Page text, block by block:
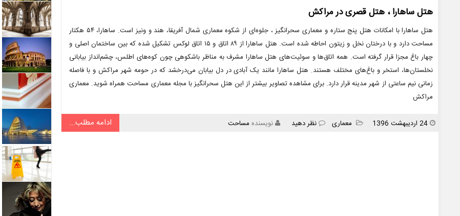
هتل ساهارا ، هتل قصری در مراکش
هتل ساهارا با امکانات هتل پنج ستاره و معماری سحرانگیز ، جلوه‌ای از شکوه معماری شمال آفریقا، هند و ونیز است. ساهارا، ۵۴ هکتار
مساحت دارد و با درختان نخل و زیتون احاطه شده است. هتل ساهارا از ۸۹ اتاق و ۱۵ اتاق‌ لوکس تشکیل شده که بین ساختمان اصلی و
چهار باغ مجزا قرار گرفته‌ است. همه اتاق‌ها و سوئیت‌های هتل ساهارا مشرف به مناظر باشکوهی چون کوه‌های اطلس، چشم‌انداز بیابانی
نخلستان‌ها، استخر و باغ‌های مختلف هستند. هتل ساهارا مانند یک آبادی در دل بیابان می‌درخشد که در حومه شهر مراکش و با فاصله
زمانی نیم ساعتی از شهر مدینه قرار دارد. برای مشاهده تصاویر بیشتر از این هتل سحرانگیز با مجله معماری مساحت همراه شوید. معماری
مراکش
انتشار
24 اردیبهشت 1396
دسته
معماری نظر دهید نویسنده مساحت ادامه مطلب...